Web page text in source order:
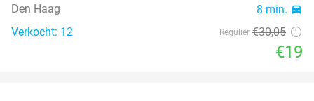
Den Haag 8 min. directions_car
Verkocht: 12 Regulier €30,05
€19